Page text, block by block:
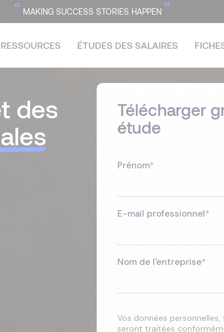
“ MAKING SUCCESS STORIES HAPPEN ”
RESSOURCES ÉTUDES DES SALAIRES
des
Télécharger
étude